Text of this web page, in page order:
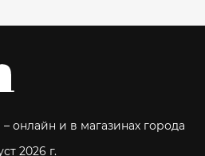
онлайн и в магазинах города
2026 г.